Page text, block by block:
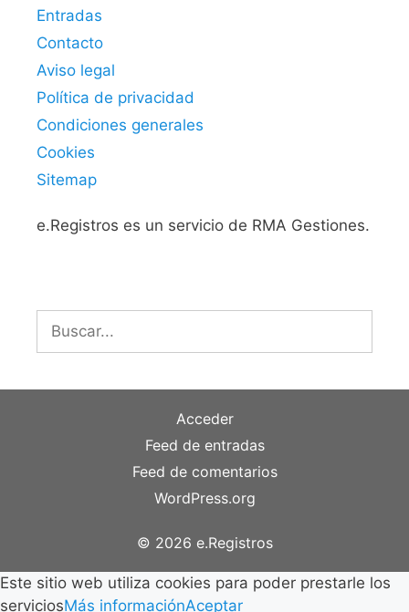
Entradas
Contacto
Aviso legal
Política de privacidad
Condiciones generales
Cookies
Sitemap
e.Registros es un servicio de RMA Gestiones.
Buscar:
Acceder
Feed de entradas
Feed de comentarios
WordPress.org
© 2026 e.Registros
Este sitio web utiliza cookies para poder prestarle los
serviciosMás informaciónAceptar